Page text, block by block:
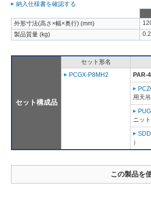
納入仕様書を確認する
外形寸法(高さ×幅×奥行) (mm)
製品質量 (kg)
セット構成品
セット形名
PCGX-P8MH2
PAR-
用天
ニッ
）
この製品を